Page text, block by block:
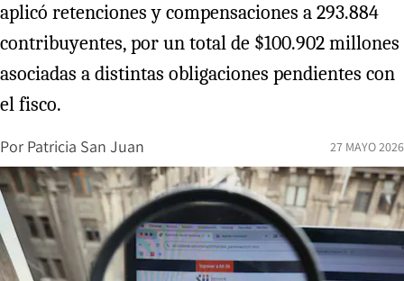
aplicó retenciones y compensaciones a 293.884
contribuyentes, por un total de $100.902 millones
asociadas a distintas obligaciones pendientes con
el fisco.
Por Patricia San Juan 27 MAYO 2026